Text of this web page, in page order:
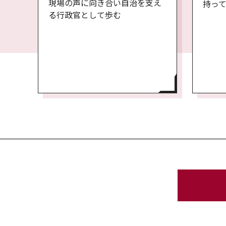
現場の声に向き合い自治を支え
る行政官として歩む
持っ